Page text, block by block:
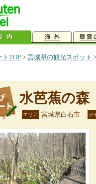
トTOP > 宮城県の観光スポット
水芭蕉の森
エリア 宮城県白石市 ジ